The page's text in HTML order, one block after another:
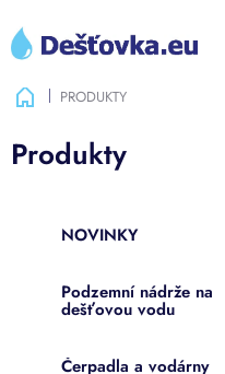
obsah
CZK
DomůPRODUKTY
Produkty
NOVINKY
Podzemní nádrže na
dešťovou vodu
Čerpadla a vodárny